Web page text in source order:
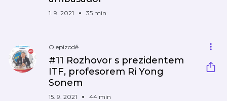
1. 9. 2021 35 min
O epizodě
#11 Rozhovor s prezidentem
ITF, profesorem Ri Yong
Sonem
15. 9. 2021 44 min